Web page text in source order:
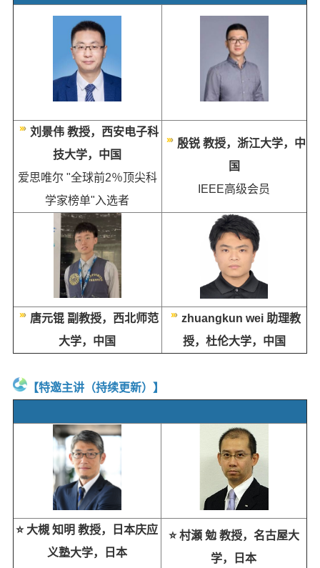
刘景伟 教授，西安电子科
技大学，中国
爱思唯尔 "全球前2％顶尖科
学家榜单"入选者
殷锐 教授，浙江大学，中
国
IEEE高级会员
唐元锟 副教授，西北师范
大学，中国
zhuangkun wei 助理教
授，杜伦大学，中国
【特邀主讲（持续更新）】
⭐️ 大槻 知明 教授，日本庆应
义塾大学，日本
⭐️ 村瀬 勉 教授，名古屋大
学，日本